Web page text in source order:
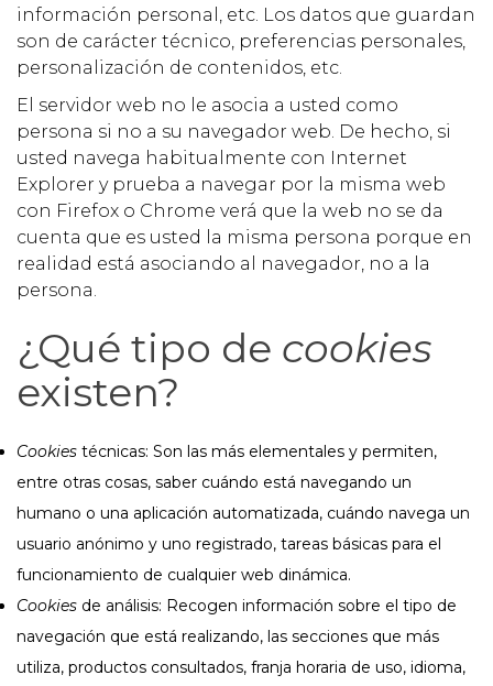
información personal, etc. Los datos que guardan
son de carácter técnico, preferencias personales,
personalización de contenidos, etc.
El servidor web no le asocia a usted como
persona si no a su navegador web. De hecho, si
usted navega habitualmente con Internet
Explorer y prueba a navegar por la misma web
con Firefox o Chrome verá que la web no se da
cuenta que es usted la misma persona porque en
realidad está asociando al navegador, no a la
persona.
¿Qué tipo de cookies
existen?
Cookies técnicas: Son las más elementales y permiten,
entre otras cosas, saber cuándo está navegando un
humano o una aplicación automatizada, cuándo navega un
usuario anónimo y uno registrado, tareas básicas para el
funcionamiento de cualquier web dinámica.
Cookies de análisis: Recogen información sobre el tipo de
navegación que está realizando, las secciones que más
utiliza, productos consultados, franja horaria de uso, idioma,